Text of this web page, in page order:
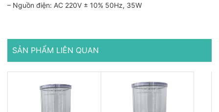
– Nguồn điện: AC 220V ± 10% 50Hz, 35W
SẢN PHẨM LIÊN QUAN